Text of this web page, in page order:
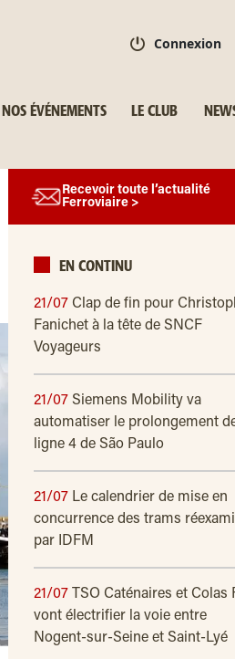
Connexion
NOS ÉVÉNEMENTS LE CLUB
Recevoir toute l’actualité
Ferroviaire >
EN CONTINU
21/07 Clap de fin pour
Fanichet à la tête de SNCF
Voyageurs
21/07 Siemens Mobility va
automatiser le prolongement
ligne 4 de São Paulo
21/07 Le calendrier de mise en
concurrence des trams
par IDFM
21/07
TSO Caténaires et Colas
vont électrifier la voie entre
Nogent-sur-Seine et Saint-Lyé